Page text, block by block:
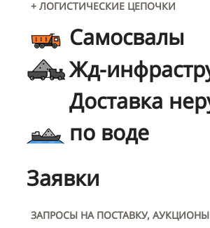
+ ЛОГИСТИЧЕСКИЕ ЦЕПОЧКИ
Самосвалы
Жд-
Доставка
по воде
Заявки
ЗАПРОСЫ НА ПОСТАВКУ, АУКЦИОНЫ